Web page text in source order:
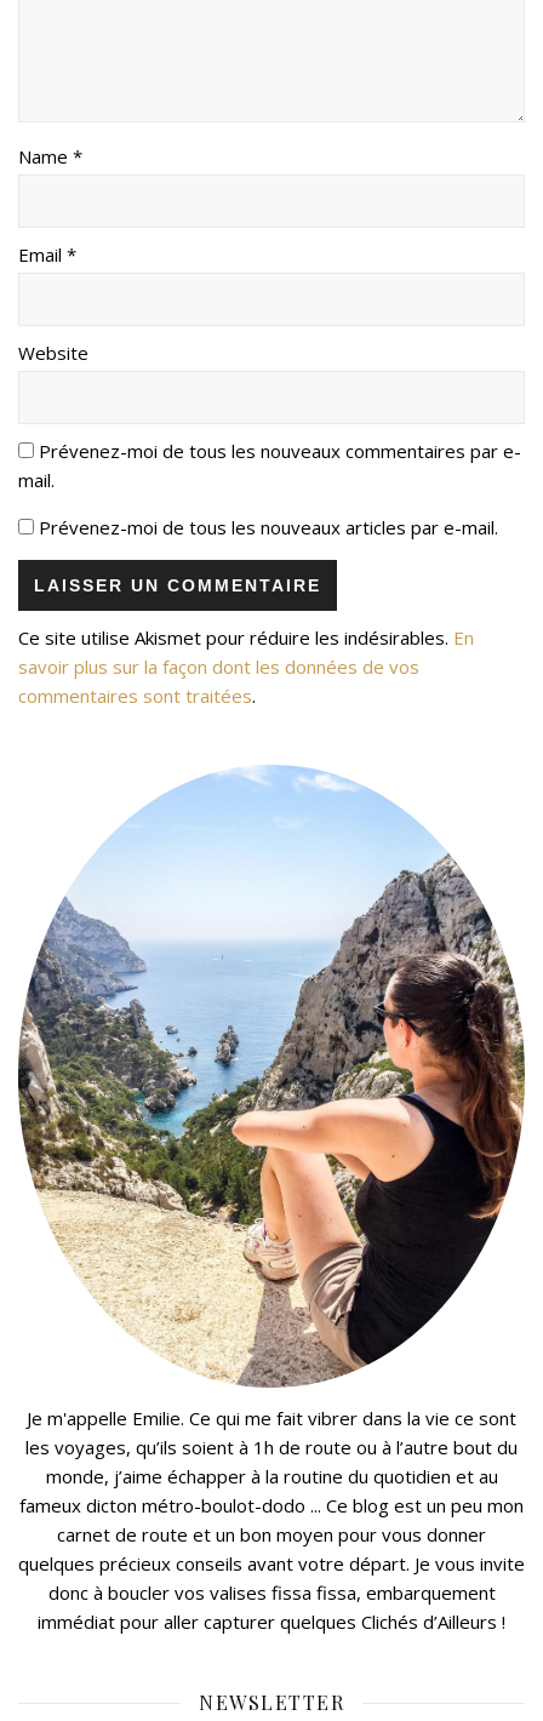
Name *
Email *
Website
Prévenez-moi de tous les nouveaux commentaires par e-
mail.
Prévenez-moi de tous les nouveaux articles par e-mail.
Ce site utilise Akismet pour réduire les indésirables. En
savoir plus sur la façon dont les données de vos
commentaires sont traitées.
Je m'appelle Emilie. Ce qui me fait vibrer dans la vie ce sont
les voyages, qu’ils soient à 1h de route ou à l’autre bout du
monde, j’aime échapper à la routine du quotidien et au
fameux dicton métro-boulot-dodo ... Ce blog est un peu mon
carnet de route et un bon moyen pour vous donner
quelques précieux conseils avant votre départ. Je vous invite
donc à boucler vos valises fissa fissa, embarquement
immédiat pour aller capturer quelques Clichés d’Ailleurs !
NEWSLETTER